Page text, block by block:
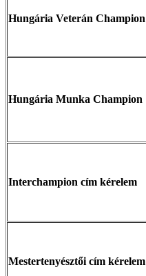
Hungária Veterán Champion
Hungária Munka Champion
Interchampion cím kérelem
Mestertenyésztői cím kérelem